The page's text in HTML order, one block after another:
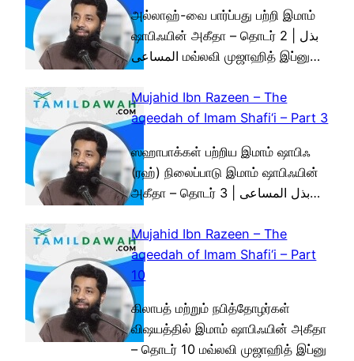
அல்லாஹ்-வை பார்ப்பது பற்றி இமாம்
ஷாபிஃயின் அகீதா – தொடர் 2 | بذل
المساعى மவ்லவி முஜாஹித் இப்னு…
Mujahid Ibn Razeen – The
aqeedah of Imam Shafi‘i – Part 3
ஸஹாபாக்கள் பற்றிய இமாம் ஷாபிஃ
(ரஹ்) நிலைப்பாடு இமாம் ஷாபிஃயின்
அகீதா – தொடர் 3 | بذل المساعى…
Mujahid Ibn Razeen – The
aqeedah of Imam Shafi‘i – Part
10
கிலாபத் மற்றும் நபித்தோழர்கள்
விஷயத்தில் இமாம் ஷாபிஃயின் அகீதா
– தொடர் 10 மவ்லவி முஜாஹித் இப்னு